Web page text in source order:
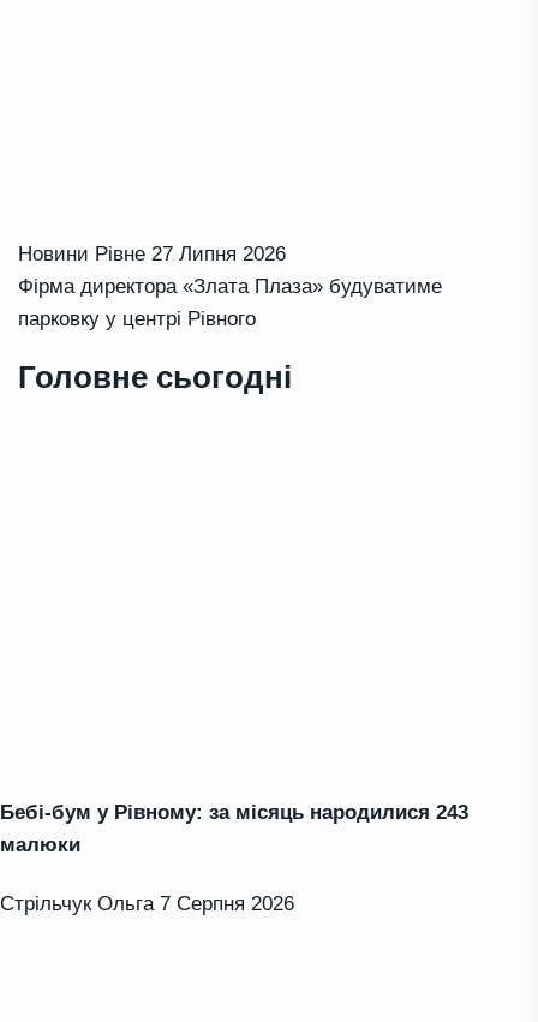
Новини Рівне 27 Липня 2026
Фірма директора «Злата Плаза» будуватиме
парковку у центрі Рівного
Головне сьогодні
Бебі-бум у Рівному: за місяць народилися 243
малюки
Стрільчук Ольга 7 Серпня 2026